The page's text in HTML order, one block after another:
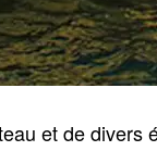
et de divers